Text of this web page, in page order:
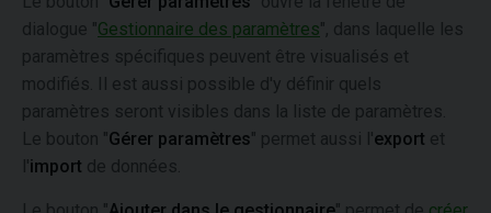
dialogue "Gestionnaire des paramètres", dans laquelle les
paramètres spécifiques peuvent être visualisés et
modifiés. Il est aussi possible d'y définir quels
paramètres seront visibles dans la liste de paramètres.
Le bouton "Gérer paramètres" permet aussi l'export et
l'import de données.